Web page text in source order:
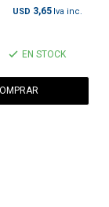
USD 3,65
EN STOCK